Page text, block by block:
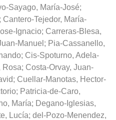
Sayago, María-José;
; Cantero-Tejedor, María-
Ignacio; Carreras-Blesa,
Manuel ; Pia-Cassanello,
; Cis-Spoturno, Adela-
Rosa; Costa-Orvay, Juan-
; Cuellar-Manotas, Hector-
; Patricia-de-Caro,
María; Degano-Iglesias,
Lucía; del-Pozo-Menendez,